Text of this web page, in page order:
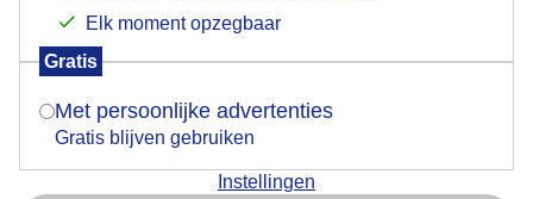
Elk moment opzegbaar
Gratis
Met persoonlijke advertenties
Gratis blijven gebruiken
Instellingen
Is goed, toon de popup
Nu niet, misschien later